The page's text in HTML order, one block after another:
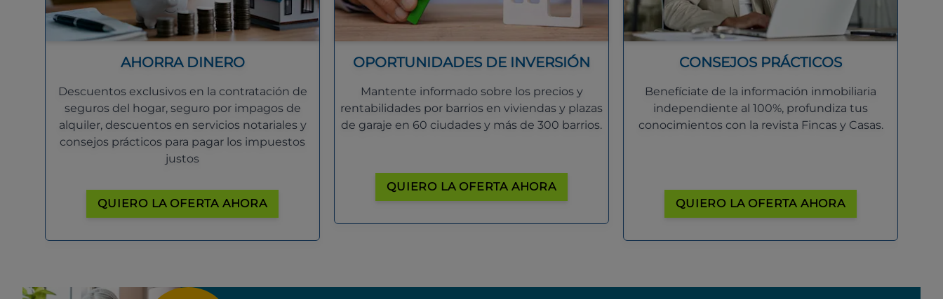
AHORRA DINERO
Descuentos exclusivos en la contratación de
seguros del hogar, seguro por impagos de
alquiler, descuentos en servicios notariales y
consejos prácticos para pagar los impuestos
justos
QUIERO LA OFERTA AHORA
OPORTUNIDADES DE INVERSIÓN
Mantente informado sobre los precios y
rentabilidades por barrios en viviendas y plazas
de garaje en 60 ciudades y más de 300 barrios.
QUIERO LA OFERTA AHORA
CONSEJOS PRÁCTICOS
Benefíciate de la información inmobiliaria
independiente al 100%, profundiza tus
conocimientos con la revista Fincas y Casas.
QUIERO LA OFERTA AHORA